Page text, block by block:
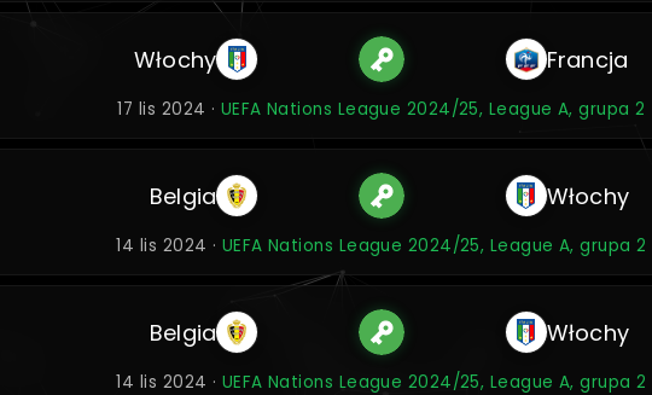
Włochy Francja
17 lis 2024 · UEFA Nations League 2024/25, League A, grupa 2
Belgia Włochy
14 lis 2024 · UEFA Nations League 2024/25, League A, grupa 2
Belgia Włochy
14 lis 2024 · UEFA Nations League 2024/25, League A, grupa 2